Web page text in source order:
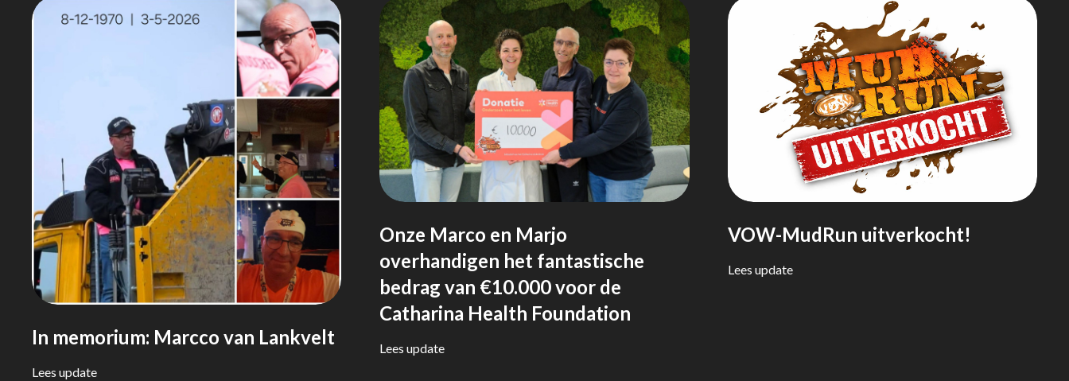
In memorium: Marcco van Lankvelt
Lees update
Onze Marco en Marjo
overhandigen het fantastische
bedrag van €10.000 voor de
Catharina Health Foundation
Lees update
VOW-MudRun uitverkocht!
Lees update